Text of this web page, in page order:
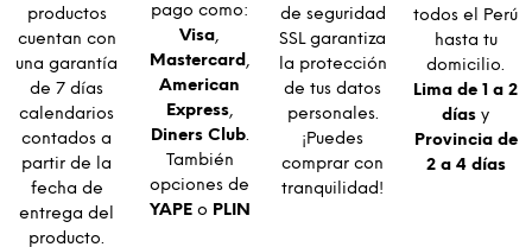
productos
cuentan con
una garantía
de 7 días
calendarios
contados a
partir de la
fecha de
entrega del
producto.
pago como:
Visa,
Mastercard,
American
Express,
Diners Club.
También
opciones de
YAPEo PLIN
de seguridad
SSL garantiza
la protección
de tus datos
personales.
¡Puedes
comprar con
tranquilidad!
todos el Perú
hasta tu
domicilio.
Lima de 1 a 2
días y
Provincia de
2 a 4 días